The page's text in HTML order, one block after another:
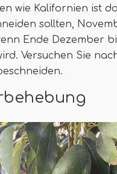
wie Kalifornien ist
sollten,
Ende Dezember
Versuchen Sie